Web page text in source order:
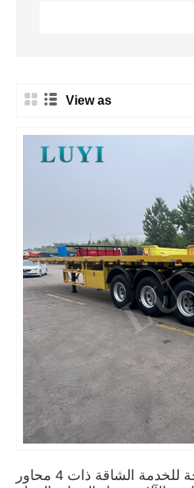
View as
نصف مقطورة مسطحة للخدمة الشاقة ذات 4 محاور